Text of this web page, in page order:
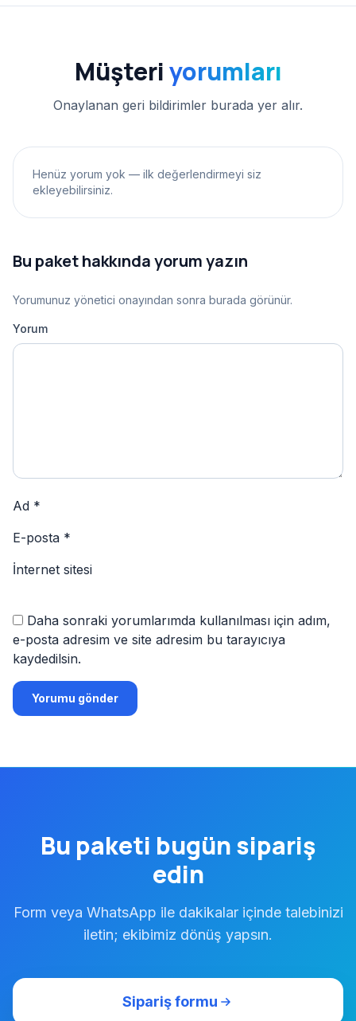
Müşteriyorumları
Onaylanan geri bildirimler burada yer alır.
Henüz yorum yok — ilk değerlendirmeyi siz
ekleyebilirsiniz.
Bu paket hakkında yorum yazın
Yorumunuz yönetici onayından sonra burada görünür.
Yorum
Ad *
E-posta *
İnternet sitesi
Daha sonraki yorumlarımda kullanılması için adım,
e-posta adresim ve site adresim bu tarayıcıya
kaydedilsin.
Bu paketi bugünsipariş
edin
Form veya WhatsApp ile dakikalar içinde talebinizi
iletin; ekibimiz dönüş yapsın.
Sipariş formu